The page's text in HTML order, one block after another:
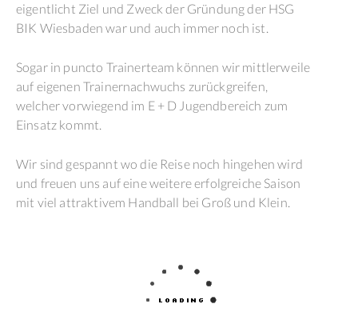
eigentlicht Ziel und Zweck der Gründung der HSG
BIK Wiesbaden war und auch immer noch ist.
Sogar in puncto Trainerteam können wir mittlerweile
auf eigenen Trainernachwuchs zurückgreifen,
welcher vorwiegend im E + D Jugendbereich zum
Einsatz kommt.
Wir sind gespannt wo die Reise noch hingehen wird
und freuen uns auf eine weitere erfolgreiche Saison
mit viel attraktivem Handball bei Groß und Klein.